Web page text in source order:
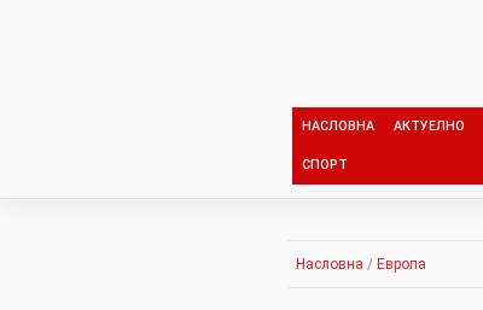
НАСЛОВНА АКТУЕЛНО
СПОРТ
Насловна / Европа